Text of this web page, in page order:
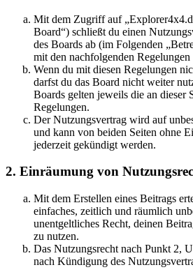
Mit dem Zugriff auf
Board“) schließt du einen
des Boards ab (im Folgenden
mit den nachfolgenden Regelungen
Wenn du mit diesen Regelungen
darfst du das Board nicht weiter
Boards gelten jeweils die an dieser
Regelungen.
Der Nutzungsvertrag wird auf
und kann von beiden Seiten ohne
jederzeit gekündigt werden.
2. Einräumung von
Mit dem Erstellen eines Beitrags
einfaches, zeitlich und räumlich
unentgeltliches Recht, deinen
zu nutzen.
Das Nutzungsrecht nach Punkt 2,
nach Kündigung des